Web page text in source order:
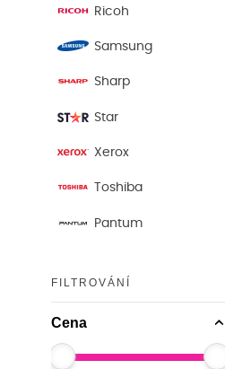
Ricoh
Samsung
Sharp
Star
Xerox
Toshiba
Pantum
FILTROVÁNÍ
Cena